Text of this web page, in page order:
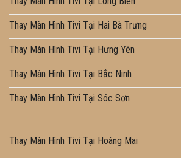
Thay Màn Hình Tivi Tại Hai Bà Trưng
Thay Màn Hình Tivi Tại Hưng Yên
Thay Màn Hình Tivi Tại Bắc Ninh
Thay Màn Hình Tivi Tại Sóc Sơn
Thay Màn Hình Tivi Tại Hoàng Mai